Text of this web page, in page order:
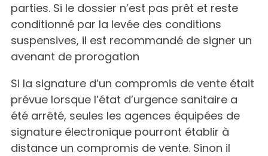
parties. Si le dossier n’est pas prêt et reste
conditionné par la levée des conditions
suspensives, il est recommandé de signer un
avenant de prorogation
Si la signature d’un compromis de vente était
prévue lorsque l’état d’urgence sanitaire a
été arrêté, seules les agences équipées de
signature électronique pourront établir à
distance un compromis de vente. Sinon il